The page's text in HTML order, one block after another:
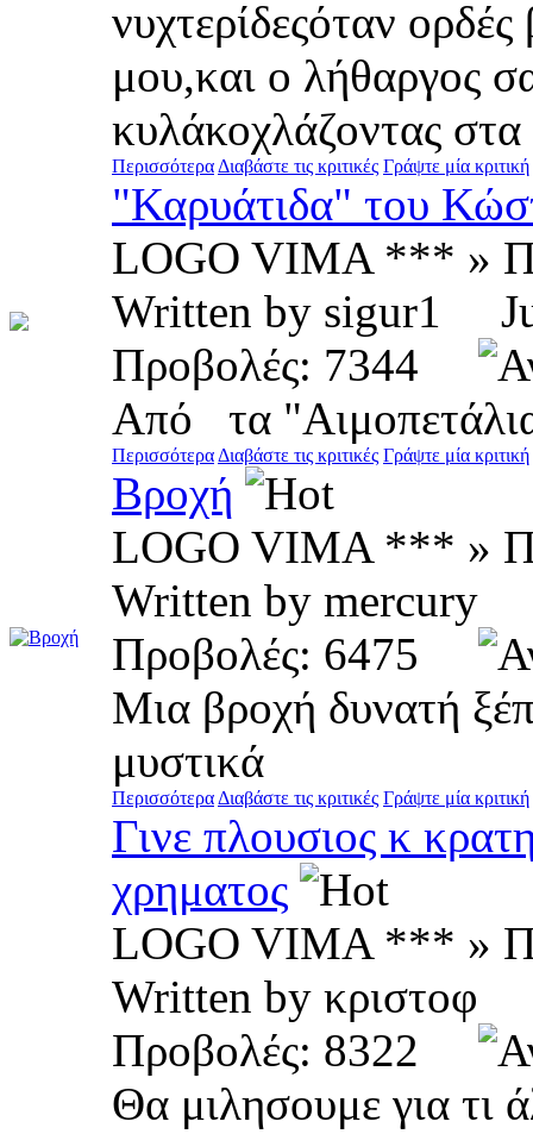
νυχτερίδεςόταν
μου,και ο λήθαργος
κυλάκοχλάζοντας
Περισσότερα Διαβάστε τις κριτικές Γράψτε μία κριτική
"Καρυάτιδα" του
LOGO VIMA *** »
Written by sigur1
Προβολές: 7344
Από τα
Περισσότερα Διαβάστε τις κριτικές Γράψτε μία κριτική
Βροχή
LOGO VIMA *** »
Written by
Προβολές: 6475
Μια βροχή δυνατή
μυστικά
Περισσότερα Διαβάστε τις κριτικές Γράψτε μία κριτική
Γινε πλουσιος κ
χρηματος
LOGO VIMA *** »
Written by
Προβολές: 8322
Θα μιλησουμε για